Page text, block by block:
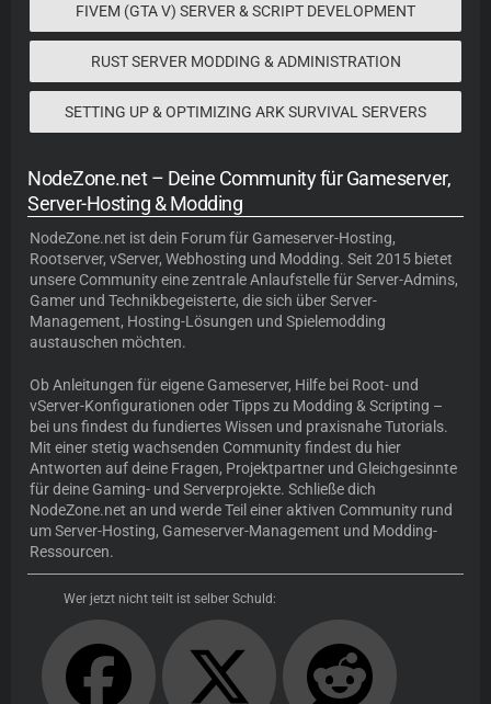
FIVEM (GTA V) SERVER & SCRIPT DEVELOPMENT
RUST SERVER MODDING & ADMINISTRATION
SETTING UP & OPTIMIZING ARK SURVIVAL SERVERS
NodeZone.net – Deine Community für Gameserver,
Server-Hosting & Modding
NodeZone.net ist dein Forum für Gameserver-Hosting,
Rootserver, vServer, Webhosting und Modding. Seit 2015 bietet
unsere Community eine zentrale Anlaufstelle für Server-Admins,
Gamer und Technikbegeisterte, die sich über Server-
Management, Hosting-Lösungen und Spielemodding
austauschen möchten.
Ob Anleitungen für eigene Gameserver, Hilfe bei Root- und
vServer-Konfigurationen oder Tipps zu Modding & Scripting –
bei uns findest du fundiertes Wissen und praxisnahe Tutorials.
Mit einer stetig wachsenden Community findest du hier
Antworten auf deine Fragen, Projektpartner und Gleichgesinnte
für deine Gaming- und Serverprojekte. Schließe dich
NodeZone.net an und werde Teil einer aktiven Community rund
um Server-Hosting, Gameserver-Management und Modding-
Ressourcen.
Wer jetzt nicht teilt ist selber Schuld: